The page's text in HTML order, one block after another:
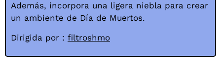
Además, incorpora una ligera niebla para crear
un ambiente de Día de Muertos.
Dirigida por : filtroshmo